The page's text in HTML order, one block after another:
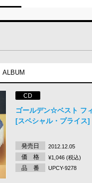
ALBUM
CD
ゴールデン☆ベスト フ
[スペシャル・プライス]
発売日 2012.12.05
価 格 ¥1,046 (税込)
品 番 UPCY-9278